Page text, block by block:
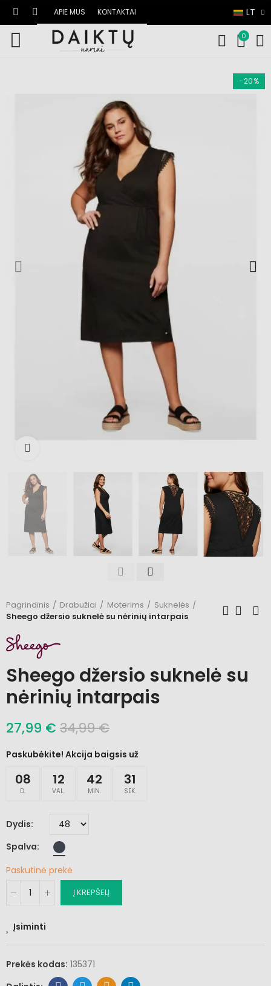
LT
APIE MUS KONTAKTAI
0
−20%
Pagrindinis Drabužiai Moterims
Suknelės
Sheego džersio suknelė su nėrinių intarpais
Sheego džersio suknelė su
nėrinių intarpais
27,99 € 34,99 €
Paskubėkite! Akcija baigsis už
08
D.
12
VAL.
42
MIN.
31
SEK.
Dydis
Spalva
Paskutinė prekė
Į KREPŠELĮ
Įsiminti
Prekės kodas: 135371